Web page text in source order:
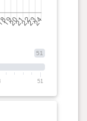
51
51